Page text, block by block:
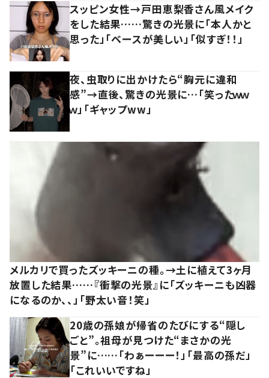
スッピン女性→戸田恵梨香さん風メイク
をした結果……驚きの光景に「本人かと
思った」「ベースが美しい」「似すぎ！！」
夜、虫取りに出かけたら“胸元に違和
感”→直後、驚きの光景に…「笑ったｗｗ
ｗ」「ギャップww」
メルカリで買ったズッキーニの種。→土に植えて3ヶ月
放置した結果……『衝撃の光景』に「ズッキーニも凶器
になるのか、、」「野太い音！笑」
20歳の孫娘が帰省のたびにする“隠し
ごと”。祖母が見つけた“まさかの光
景”に……「わぁーーー！」「最高の孫だ」
「これいいですね」